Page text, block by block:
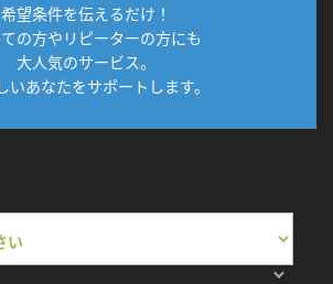
希望条件を伝えるだけ！
の方やリピーターの方にも
大人気のサービス。
いあなたをサポートします。